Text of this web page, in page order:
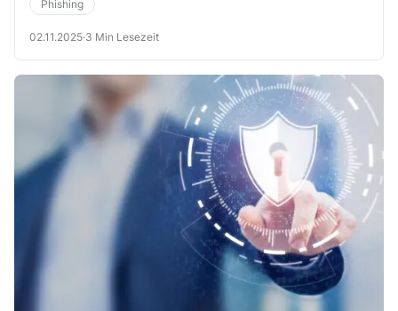
sensibilisieren.
Phishing
02.11.2025·3 Min Lesezeit